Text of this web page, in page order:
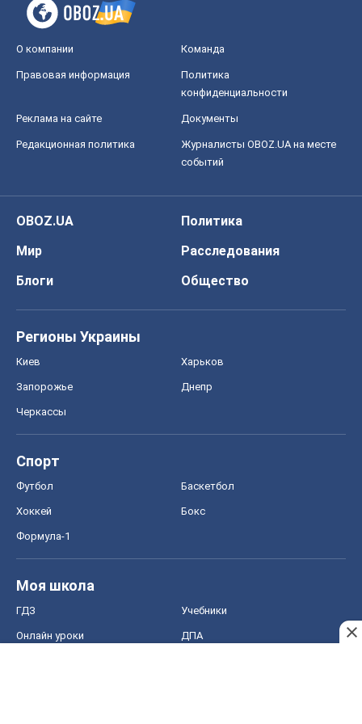
О компании Команда
Правовая информация
Политика
конфиденциальности
Реклама на сайте Документы
Редакционная политика
Журналисты OBOZ.UA на месте
событий
OBOZ.UA
Политика
Мир
Расследования
Блоги
Общество
Регионы Украины
Киев Харьков
Запорожье Днепр
Черкассы
Спорт
Футбол Баскетбол
Хоккей Бокс
Формула-1
Моя школа
ГДЗ Учебники
Онлайн уроки ДПА